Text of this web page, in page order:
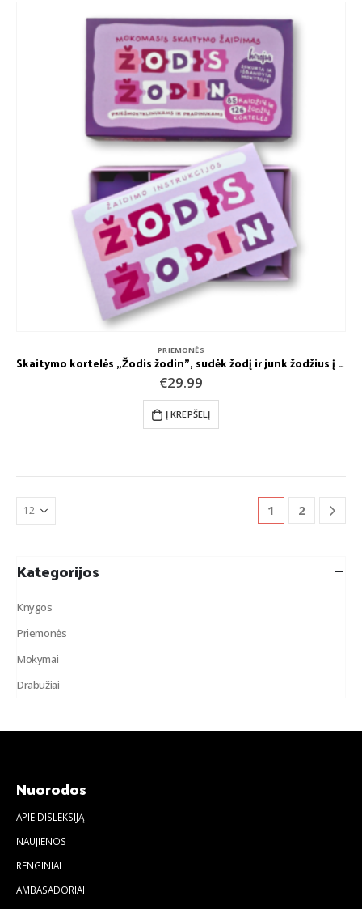
PRIEMONĖS
Skaitymo kortelės „Žodis žodin”, sudėk žodį ir junk žodžius į sakinius
€29.99
Į KREPŠELĮ
1 2
Kategorijos
Knygos
Priemonės
Mokymai
Drabužiai
Nuorodos
APIE DISLEKSIJĄ
NAUJIENOS
RENGINIAI
AMBASADORIAI